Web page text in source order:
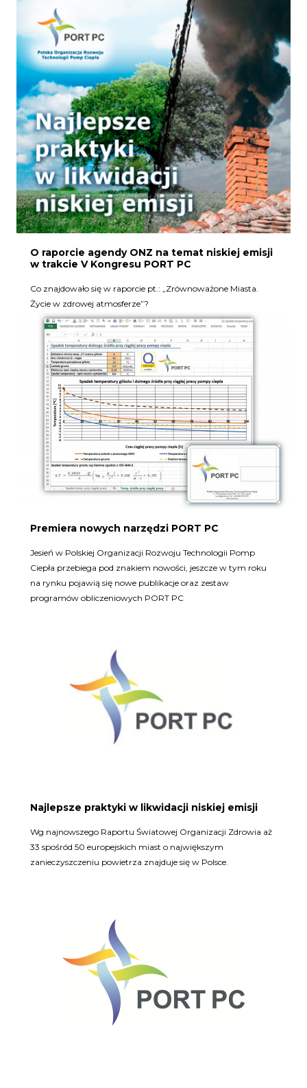
O raporcie agendy ONZ na temat niskiej emisji
w trakcie V Kongresu PORT PC
Co znajdowało się w raporcie pt.: „Zrównoważone Miasta.
Życie w zdrowej atmosferze”?
Premiera nowych narzędzi PORT PC
Jesień w Polskiej Organizacji Rozwoju Technologii Pomp
Ciepła przebiega pod znakiem nowości, jeszcze w tym roku
na rynku pojawią się nowe publikacje oraz zestaw
programów obliczeniowych PORT PC
Najlepsze praktyki w likwidacji niskiej emisji
Wg najnowszego Raportu Światowej Organizacji Zdrowia aż
33 spośród 50 europejskich miast o największym
zanieczyszczeniu powietrza znajduje się w Polsce.